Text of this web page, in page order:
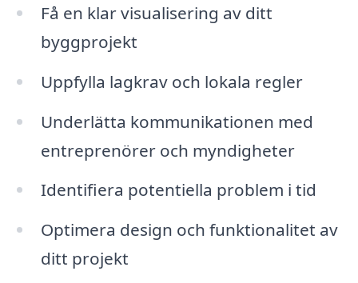
Få en klar visualisering av ditt
byggprojekt
Uppfylla lagkrav och lokala regler
Underlätta kommunikationen med
entreprenörer och myndigheter
Identifiera potentiella problem i tid
Optimera design och funktionalitet av
ditt projekt